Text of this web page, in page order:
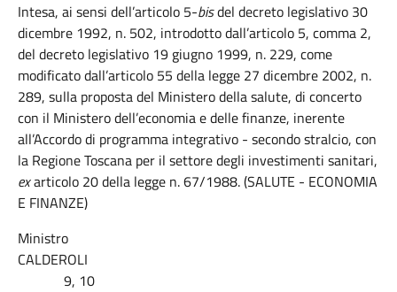
Intesa, ai sensi dell’articolo 5-bisdel decreto legislativo 30
dicembre 1992, n. 502, introdotto dall’articolo 5, comma 2,
del decreto legislativo 19 giugno 1999, n. 229, come
modificato dall’articolo 55 della legge 27 dicembre 2002, n.
289, sulla proposta del Ministero della salute, di concerto
con il Ministero dell’economia e delle finanze, inerente
all’Accordo di programma integrativo - secondo stralcio, con
la Regione Toscana per il settore degli investimenti sanitari,
exarticolo 20 della legge n. 67/1988. (SALUTE - ECONOMIA
E FINANZE)
Ministro
CALDEROLI
9, 10